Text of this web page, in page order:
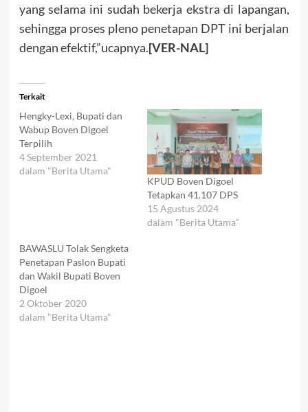
yang selama ini sudah bekerja ekstra di lapangan,
sehingga proses pleno penetapan DPT ini berjalan
dengan efektif,”ucapnya.[VER-NAL]
Terkait
Hengky-Lexi, Bupati dan
Wabup Boven Digoel
Terpilih
4 September 2021
dalam "Berita Utama"
KPUD Boven Digoel
Tetapkan 41.107 DPS
15 Agustus 2024
dalam "Berita Utama"
BAWASLU Tolak Sengketa
Penetapan Paslon Bupati
dan Wakil Bupati Boven
Digoel
2 Oktober 2020
dalam "Berita Utama"